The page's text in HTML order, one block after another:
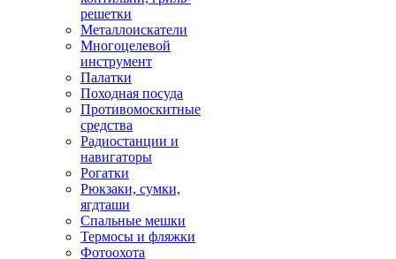
решетки
Металлоискатели
Многоцелевой
инструмент
Палатки
Походная посуда
Противомоскитные
средства
Радиостанции и
навигаторы
Рогатки
Рюкзаки, сумки,
ягдташи
Спальные мешки
Термосы и фляжки
Фотоохота